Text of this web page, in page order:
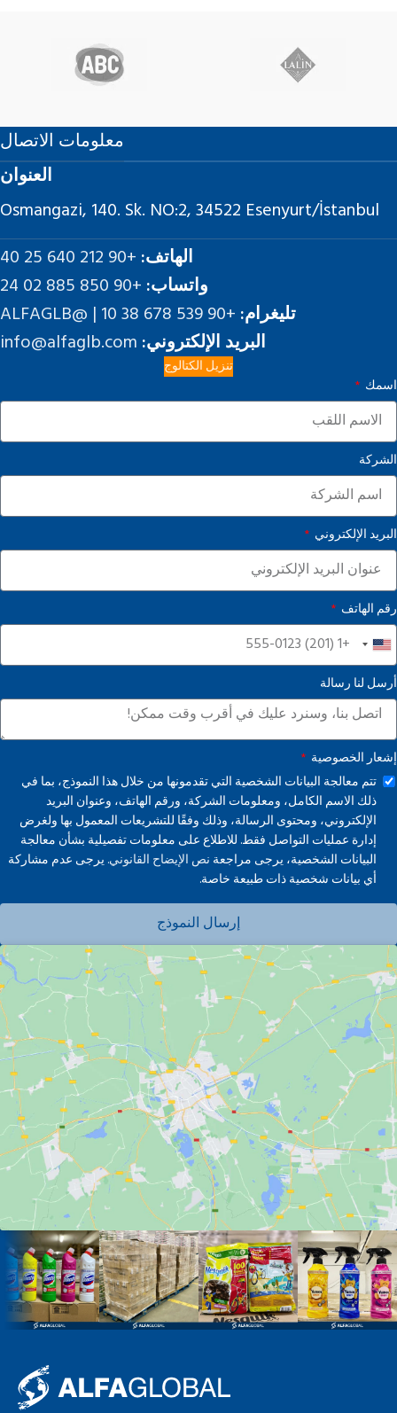
معلومات الاتصال
العنوان
Osmangazi, 140. Sk. NO:2, 34522 Esenyurt/İstanbul
الهاتف: +90 212 640 25 40
واتساب: +90 850 885 02 24
تليغرام: +90 539 678 38 10 | @ALFAGLB
البريد الإلكتروني: info@alfaglb.com
تنزيل الكتالوج
اسمك
الشركة
البريد الإلكتروني
رقم الهاتف
United
States
+1
أرسل لنا رسالة
إشعار الخصوصية
تتم معالجة البيانات الشخصية التي تقدمونها من خلال هذا النموذج، بما في
ذلك الاسم الكامل، ومعلومات الشركة، ورقم الهاتف، وعنوان البريد
الإلكتروني، ومحتوى الرسالة، وذلك وفقًا للتشريعات المعمول بها ولغرض
إدارة عمليات التواصل فقط. للاطلاع على معلومات تفصيلية بشأن معالجة
البيانات الشخصية، يرجى مراجعة نص الإيضاح القانوني.يرجى عدم مشاركة
أي بيانات شخصية ذات طبيعة خاصة.
إرسال النموذج